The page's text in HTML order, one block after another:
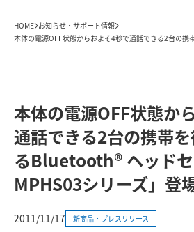
HOME お知らせ・サポート情報
本体の電源OFF状態からおよそ4秒で通話できる2台の携
本体の電源OFF状態か
通話できる2台の携帯
るBluetooth® ヘッド
MPHS03シリーズ」登
2011/11/17 新商品・プレスリリース